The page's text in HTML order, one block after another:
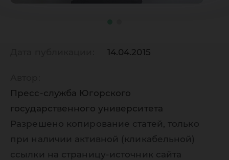
14.04.2015
Пресс-служба Югорского
государственного университета
Разрешено копирование статей, только
при наличии активной (кликабельной)
ссылки на страницу-источник сайта